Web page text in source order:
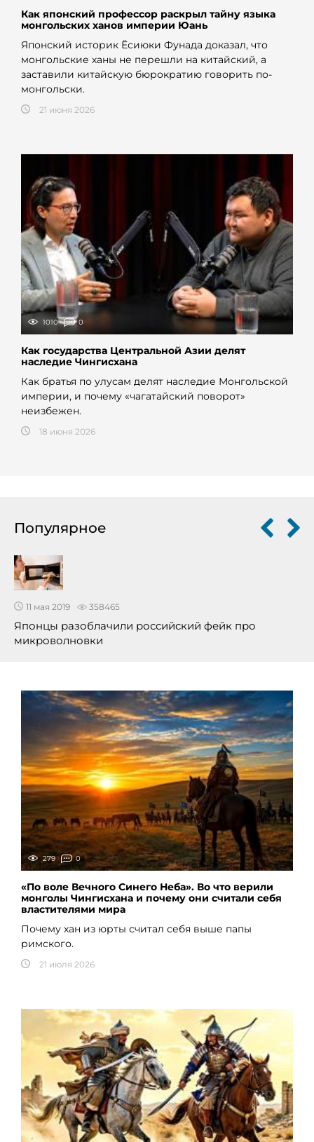
Как японский профессор раскрыл тайну языка
монгольских ханов империи Юань
Японский историк Ёсиюки Фунада доказал, что
монгольские ханы не перешли на китайский, а
заставили китайскую бюрократию говорить по-
монгольски.
21 июня 2026
1010 0
Как государства Центральной Азии делят
наследие Чингисхана
Как братья по улусам делят наследие Монгольской
империи, и почему «чагатайский поворот»
неизбежен.
18 июня 2026
Популярное
11 мая 2019 358465
Японцы разоблачили российский фейк про
микроволновки
279 0
«По воле Вечного Синего Неба». Во что верили
монголы Чингисхана и почему они считали себя
властителями мира
Почему хан из юрты считал себя выше папы
римского.
21 июля 2026